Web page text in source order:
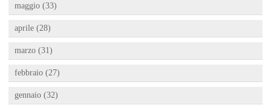
maggio (33)
aprile (28)
marzo (31)
febbraio (27)
gennaio (32)